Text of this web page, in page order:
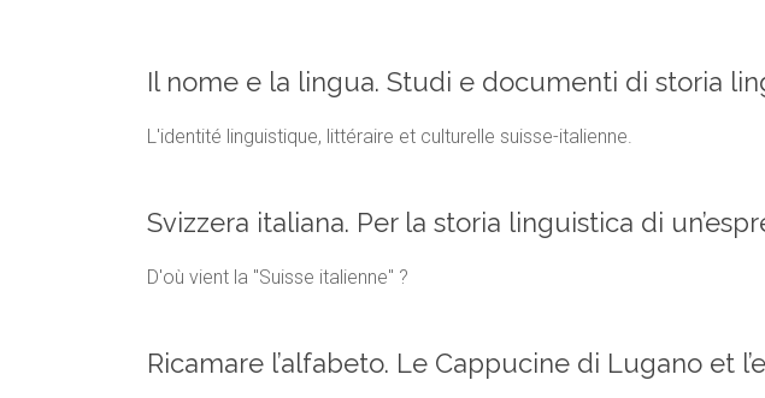
Il nome e la lingua. Studi e documenti di storia
L'identité linguistique, littéraire et culturelle suisse-italienne.
Svizzera italiana. Per la storia linguistica di
D'où vient la "Suisse italienne" ?
Ricamare l’alfabeto. Le Cappucine di Lugano et